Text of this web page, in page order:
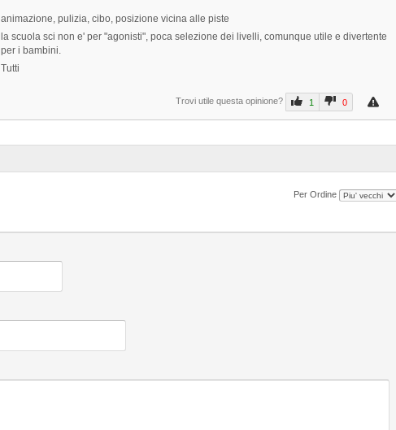
animazione, pulizia, cibo, posizione vicina alle piste
la scuola sci non e' per "agonisti", poca selezione dei livelli, comunque utile e divertente
per i bambini.
Tutti
Trovi utile questa opinione? 1 0
Per Ordine